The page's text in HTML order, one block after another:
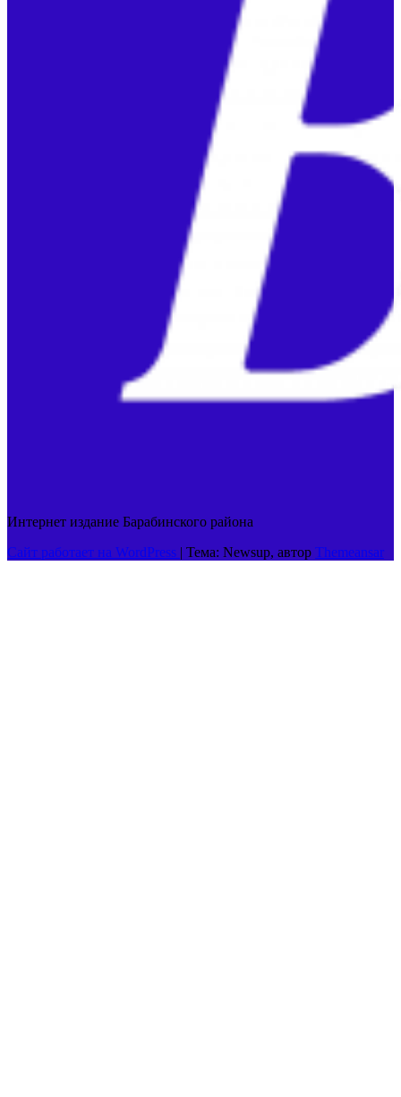
Интернет издание Барабинского района
Сайт работает на WordPress | Тема: Newsup, автор Themeansar